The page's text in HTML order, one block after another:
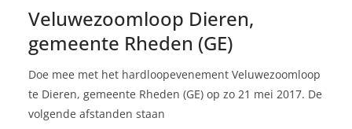
Veluwezoomloop Dieren,
gemeente Rheden (GE)
Doe mee met het hardloopevenement Veluwezoomloop
te Dieren, gemeente Rheden (GE) op zo 21 mei 2017. De
volgende afstanden staan